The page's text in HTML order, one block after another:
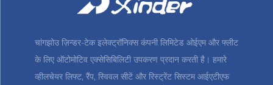
चांगझोउ ज़िन्डर-टेक इलेक्ट्रॉनिक्स कंपनी लिमिटेड ओईएम और फ्लीट
के लिए ऑटोमोटिव एक्सेसिबिलिटी उपकरण प्रदान करती है। हमारे
व्हीलचेयर लिफ्ट, रैंप, स्विवल सीटें और रिस्ट्रेंट सिस्टम आईएटीएफ